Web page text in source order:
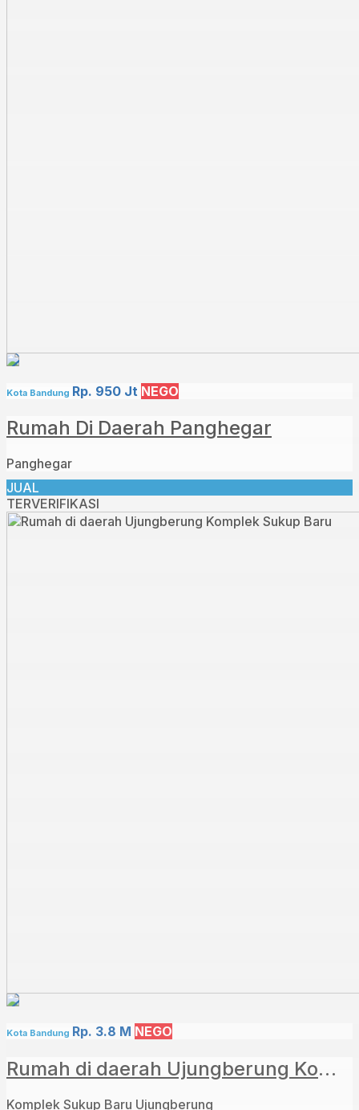
Kota Bandung Rp. 950 Jt NEGO
Rumah Di Daerah Panghegar
Panghegar
JUAL
TERVERIFIKASI
Kota Bandung Rp. 3.8 M NEGO
Rumah di daerah Ujungberung Komplek Sukup Baru⁣
Komplek Sukup Baru Ujungberung